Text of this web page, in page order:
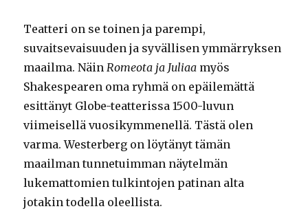
Teatteri on se toinen ja parempi,
suvaitsevaisuuden ja syvällisen ymmärryksen
maailma. NäinRomeota ja Juliaa myös
Shakespearen oma ryhmä on epäilemättä
esittänyt Globe-teatterissa 1500-luvun
viimeisellä vuosikymmenellä. Tästä olen
varma. Westerberg on löytänyt tämän
maailman tunnetuimman näytelmän
lukemattomien tulkintojen patinan alta
jotakin todella oleellista.